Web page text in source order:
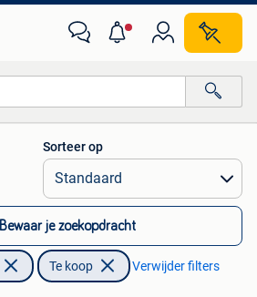
Alle afstanden…
Sorteer op
Bewaar je zoekopdracht
Te koop Verwijder filters